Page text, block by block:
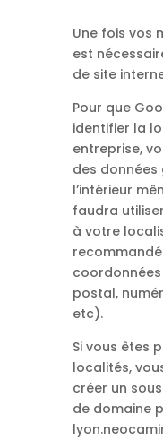
Une fois vos
est
de site
Pour que
identifier la
entreprise,
des
l’intérieur
faudra
à votre
postal,
etc).
Si vous êtes
localités,
créer un
de domaine